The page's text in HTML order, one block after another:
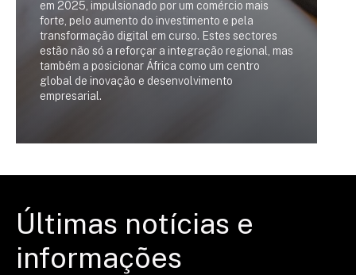
em 2025, impulsionado por um comércio mais
forte, pelo aumento do investimento e pela
transformação digital em curso. Estes sectores
estão não só a reforçar a integração regional, mas
também a posicionar África como um centro
global de inovação e desenvolvimento
empresarial.
Últimas notícias e
informações